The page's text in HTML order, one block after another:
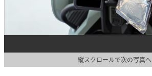
縦スクロールで次の写真へ